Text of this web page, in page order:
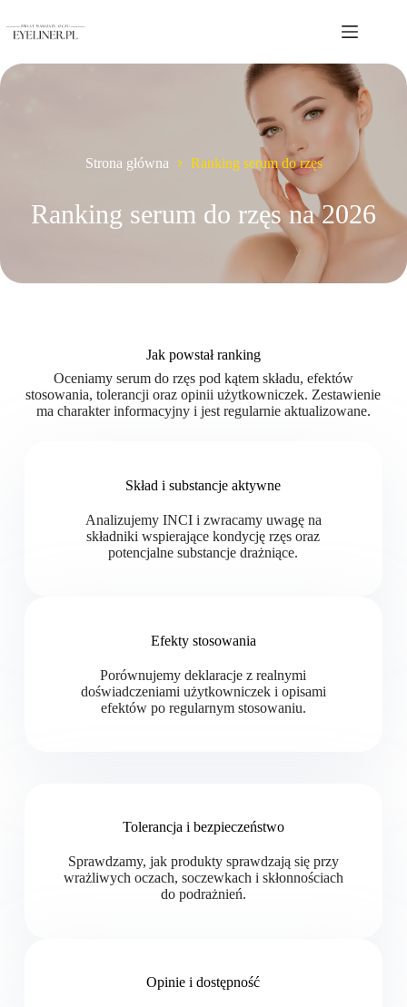
do
treści
Strona główna Ranking serum do rzęs
Ranking serum do rzęs na 2026
Jak powstał ranking
Oceniamy serum do rzęs pod kątem składu, efektów
stosowania, tolerancji oraz opinii użytkowniczek. Zestawienie
ma charakter informacyjny i jest regularnie aktualizowane.
Skład i substancje aktywne
Analizujemy INCI i zwracamy uwagę na
składniki wspierające kondycję rzęs oraz
potencjalne substancje drażniące.
Efekty stosowania
Porównujemy deklaracje z realnymi
doświadczeniami użytkowniczek i opisami
efektów po regularnym stosowaniu.
Tolerancja i bezpieczeństwo
Sprawdzamy, jak produkty sprawdzają się przy
wrażliwych oczach, soczewkach i skłonnościach
do podrażnień.
Opinie i dostępność